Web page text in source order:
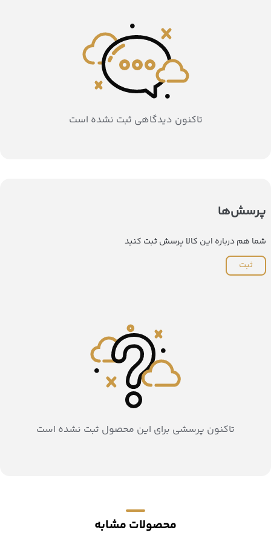
تاکنون دیدگاهی ثبت نشده است
پرسش‌ها
شما هم درباره این کالا پرسش ثبت کنید
ثبت
تاکنون پرسشی برای این محصول ثبت نشده است
محصولات مشابه